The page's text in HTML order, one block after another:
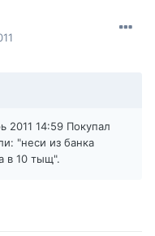
2011 14:59 Покупал
"неси из банка
в 10 тыщ".